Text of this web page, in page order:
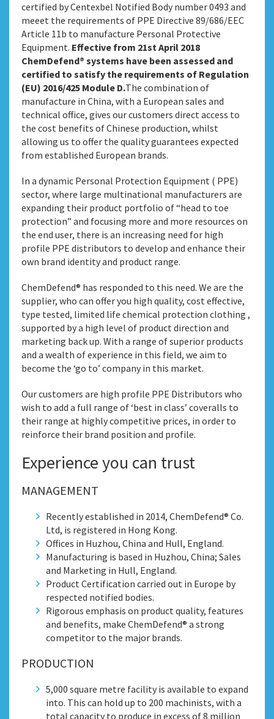
certified by Centexbel Notified Body number 0493 and
meeet the requirements of PPE Directive 89/686/EEC
Article 11b to manufacture Personal Protective
Equipment. Effective from 21st April 2018
ChemDefend® systems have been assessed and
certified to satisfy the requirements of Regulation
(EU) 2016/425 Module D.The combination of
manufacture in China, with a European sales and
technical office, gives our customers direct access to
the cost benefits of Chinese production, whilst
allowing us to offer the quality guarantees expected
from established European brands.
In a dynamic Personal Protection Equipment ( PPE)
sector, where large multinational manufacturers are
expanding their product portfolio of “head to toe
protection” and focusing more and more resources on
the end user, there is an increasing need for high
profile PPE distributors to develop and enhance their
own brand identity and product range.
ChemDefend® has responded to this need. We are the
supplier, who can offer you high quality, cost effective,
type tested, limited life chemical protection clothing ,
supported by a high level of product direction and
marketing back up. With a range of superior products
and a wealth of experience in this field, we aim to
become the ‘go to’ company in this market.
Our customers are high profile PPE Distributors who
wish to add a full range of ‘best in class’ coveralls to
their range at highly competitive prices, in order to
reinforce their brand position and profile.
Experience you can trust
MANAGEMENT
Recently established in 2014, ChemDefend® Co.
Ltd, is registered in Hong Kong.
Offices in Huzhou, China and Hull, England.
Manufacturing is based in Huzhou, China; Sales
and Marketing in Hull, England.
Product Certification carried out in Europe by
respected notified bodies.
Rigorous emphasis on product quality, features
and benefits, make ChemDefend® a strong
competitor to the major brands.
PRODUCTION
5,000 square metre facility is available to expand
into. This can hold up to 200 machinists, with a
total capacity to produce in excess of 8 million